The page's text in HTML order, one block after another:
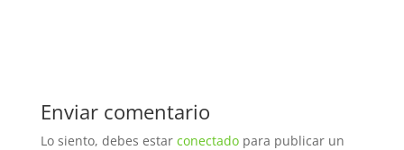
Enviar comentario
Lo siento, debes estar conectadopara publicar un